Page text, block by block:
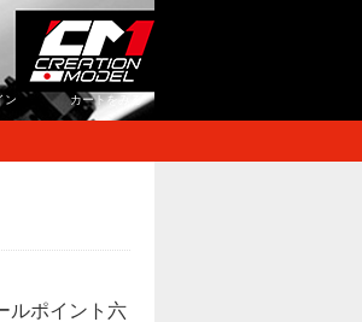
ン カートをみる
ルポイント六